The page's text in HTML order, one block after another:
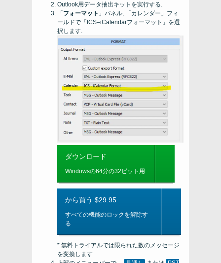
Outlook用データ抽出キットを実行する.
「 フォーマット 」パネル, 「カレンダー」フィ
ールドで「ICS–iCalendarフォーマット」を選
択します.
ダウンロード
Windowsの64分の32ビット用
から買う $29.95
すべての機能のロックを解除す
る
* 無料トライアルでは限られた数のメッセージ
を変換します